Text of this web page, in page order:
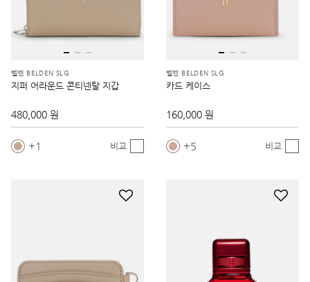
벨덴 BELDEN SLG
지퍼 어라운드 콘티넨탈 지갑
480,000 원
1 비교
벨덴 BELDEN SLG
카드 케이스
160,000 원
5 비교